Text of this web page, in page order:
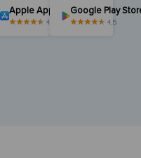
Apple App Store
4,5
Google Play
4,5